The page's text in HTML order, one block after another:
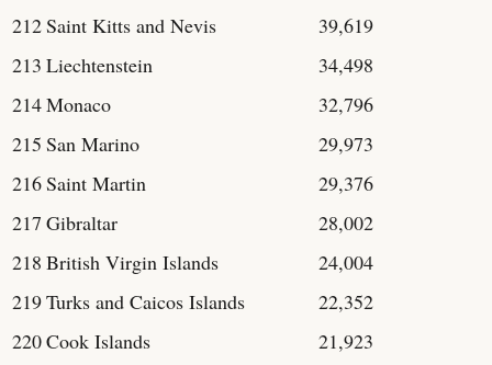
212Saint Kitts and Nevis
39,619
213 Liechtenstein
34,498
214Monaco
32,796
215 San Marino
29,973
216Saint Martin
29,376
217 Gibraltar
28,002
218 British Virgin Islands
24,004
219Turks and Caicos Islands
22,352
220Cook Islands
21,923